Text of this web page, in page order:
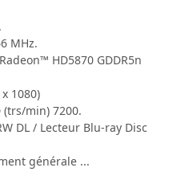
MHz.
HD5870 GDDR5n
1080)
(trs/min) 7200.
DL / Lecteur Blu-ray Disc
générale ...